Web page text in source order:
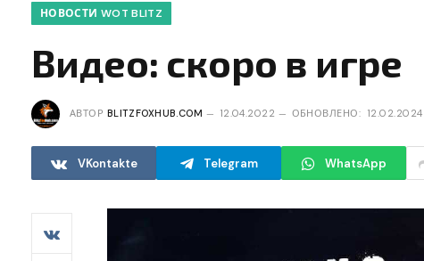
НОВОСТИ WOT BLITZ
Видео: скоро в игре
АВТОР BLITZFOXHUB.COM 12.04.2022 ОБНОВЛЕНО: 12.02.2024
VKontakte Telegram WhatsApp